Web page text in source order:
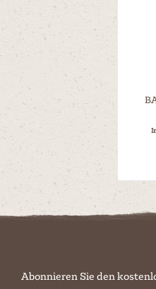
Abonnieren Sie den